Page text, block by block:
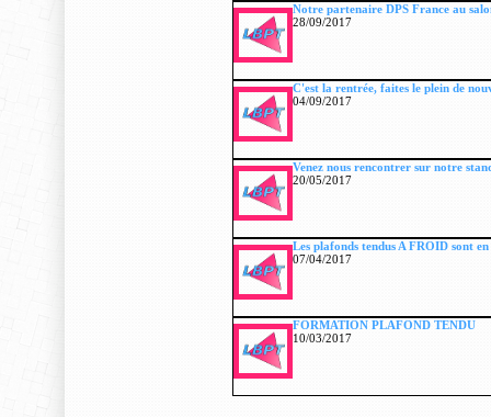
Notre partenaire DPS France au
28/09/2017
C'est la rentrée, faites le plein de
04/09/2017
Venez nous rencontrer sur notre
20/05/2017
Les plafonds tendus A FROID sont en
07/04/2017
FORMATION PLAFOND TENDU
10/03/2017